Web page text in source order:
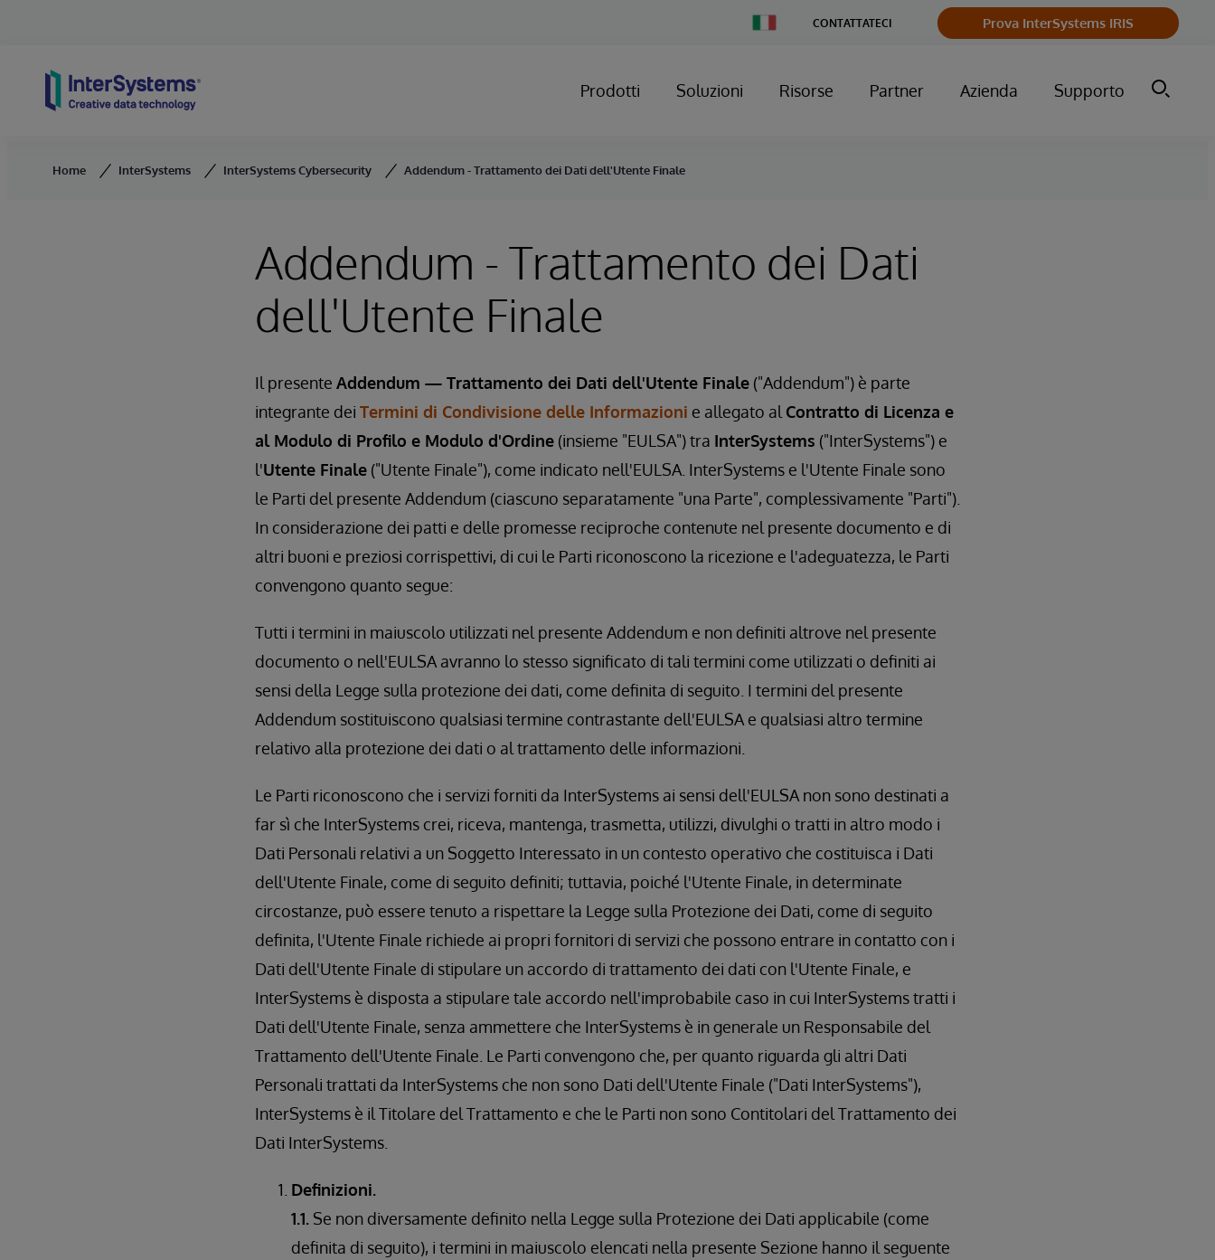
Country
CONTATTATECI Prova InterSystems IRIS
Prodotti Soluzioni Risorse Partner Azienda Supporto
Home InterSystems InterSystems Cybersecurity Addendum - Trattamento dei Dati dell'Utente Finale
Addendum - Trattamento dei Dati
dell'Utente Finale
Il presente Addendum — Trattamento dei Dati dell'Utente Finale ("Addendum") è parte
integrante dei Termini di Condivisione delle Informazioni e allegato al Contratto di Licenza e
al Modulo di Profilo e Modulo d'Ordine (insieme "EULSA") tra InterSystems ("InterSystems") e
l'Utente Finale ("Utente Finale"), come indicato nell'EULSA. InterSystems e l'Utente Finale sono
le Parti del presente Addendum (ciascuno separatamente "una Parte", complessivamente "Parti").
In considerazione dei patti e delle promesse reciproche contenute nel presente documento e di
altri buoni e preziosi corrispettivi, di cui le Parti riconoscono la ricezione e l'adeguatezza, le Parti
convengono quanto segue:
Tutti i termini in maiuscolo utilizzati nel presente Addendum e non definiti altrove nel presente
documento o nell'EULSA avranno lo stesso significato di tali termini come utilizzati o definiti ai
sensi della Legge sulla protezione dei dati, come definita di seguito. I termini del presente
Addendum sostituiscono qualsiasi termine contrastante dell'EULSA e qualsiasi altro termine
relativo alla protezione dei dati o al trattamento delle informazioni.
Le Parti riconoscono che i servizi forniti da InterSystems ai sensi dell'EULSA non sono destinati a
far sì che InterSystems crei, riceva, mantenga, trasmetta, utilizzi, divulghi o tratti in altro modo i
Dati Personali relativi a un Soggetto Interessato in un contesto operativo che costituisca i Dati
dell'Utente Finale, come di seguito definiti; tuttavia, poiché l'Utente Finale, in determinate
circostanze, può essere tenuto a rispettare la Legge sulla Protezione dei Dati, come di seguito
definita, l'Utente Finale richiede ai propri fornitori di servizi che possono entrare in contatto con i
Dati dell'Utente Finale di stipulare un accordo di trattamento dei dati con l'Utente Finale, e
InterSystems è disposta a stipulare tale accordo nell'improbabile caso in cui InterSystems tratti i
Dati dell'Utente Finale, senza ammettere che InterSystems è in generale un Responsabile del
Trattamento dell'Utente Finale. Le Parti convengono che, per quanto riguarda gli altri Dati
Personali trattati da InterSystems che non sono Dati dell'Utente Finale ("Dati InterSystems"),
InterSystems è il Titolare del Trattamento e che le Parti non sono Contitolari del Trattamento dei
Dati InterSystems.
Definizioni.
1.1. Se non diversamente definito nella Legge sulla Protezione dei Dati applicabile (come
definita di seguito), i termini in maiuscolo elencati nella presente Sezione hanno il seguente